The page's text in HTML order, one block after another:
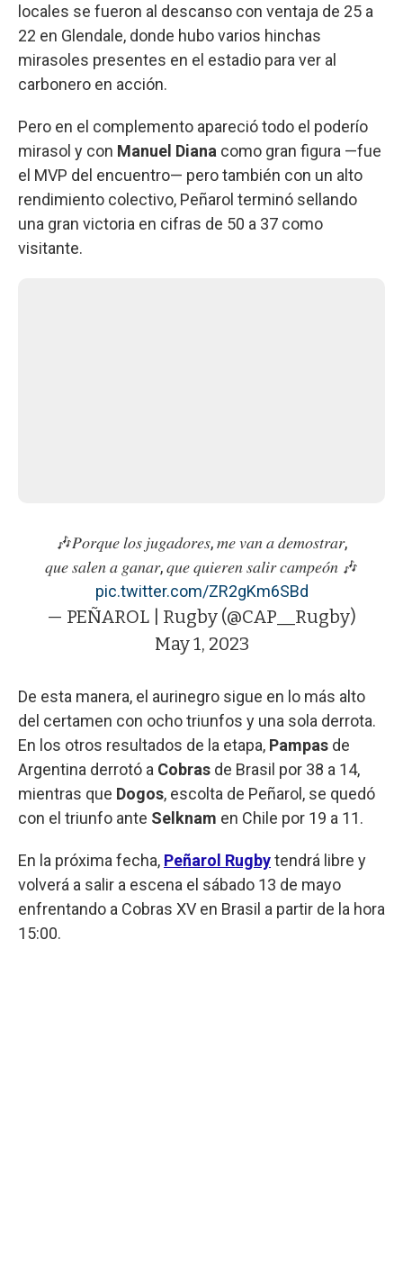
locales se fueron al descanso con ventaja de 25 a
22 en Glendale, donde hubo varios hinchas
mirasoles presentes en el estadio para ver al
carbonero en acción.
Pero en el complemento apareció todo el poderío
mirasol y con Manuel Diana como gran figura —fue
el MVP del encuentro— pero también con un alto
rendimiento colectivo, Peñarol terminó sellando
una gran victoria en cifras de 50 a 37 como
visitante.
🎶𝑃𝑜𝑟𝑞𝑢𝑒 𝑙𝑜𝑠 𝑗𝑢𝑔𝑎𝑑𝑜𝑟𝑒𝑠, 𝑚𝑒 𝑣𝑎𝑛 𝑎 𝑑𝑒𝑚𝑜𝑠𝑡𝑟𝑎𝑟,
𝑞𝑢𝑒 𝑠𝑎𝑙𝑒𝑛 𝑎 𝑔𝑎𝑛𝑎𝑟, 𝑞𝑢𝑒 𝑞𝑢𝑖𝑒𝑟𝑒𝑛 𝑠𝑎𝑙𝑖𝑟 𝑐𝑎𝑚𝑝𝑒𝑜́𝑛 🎶
pic.twitter.com/ZR2gKm6SBd
— PEÑAROL | Rugby (@CAP__Rugby)
May 1, 2023
De esta manera, el aurinegro sigue en lo más alto
del certamen con ocho triunfos y una sola derrota.
En los otros resultados de la etapa, Pampas de
Argentina derrotó a Cobras de Brasil por 38 a 14,
mientras que Dogos, escolta de Peñarol, se quedó
con el triunfo ante Selknam en Chile por 19 a 11.
En la próxima fecha, Peñarol Rugbytendrá libre y
volverá a salir a escena el sábado 13 de mayo
enfrentando a Cobras XV en Brasil a partir de la hora
15:00.